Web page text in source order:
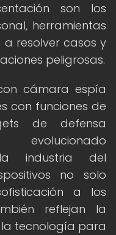
son los
herramientas
resolver casos y
peligrosas.
cámara espía
con funciones de
de defensa
industria del
no solo
a los
reflejan la
tecnología para